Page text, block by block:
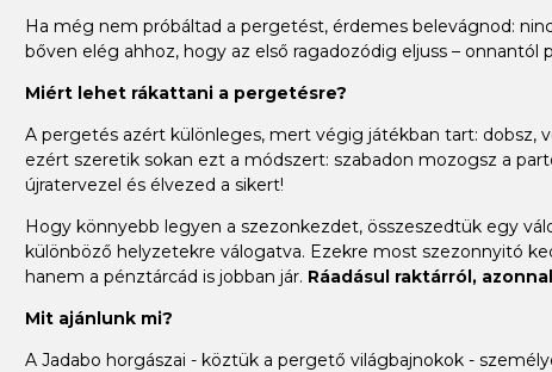
Ha még nem próbáltad a pergetést, érdemes belevágnod:
bőven elég ahhoz, hogy az első ragadozódig eljuss – onnantól
Miért lehet rákattani a pergetésre?
A pergetés azért különleges, mert végig játékban tart: dobsz,
ezért szeretik sokan ezt a módszert: szabadon mozogsz a
újratervezel és élvezed a sikert!
Hogy könnyebb legyen a szezonkezdet, összeszedtük egy
különböző helyzetekre válogatva. Ezekre most szezonnyitó
hanem a pénztárcád is jobban jár. Ráadásul raktárról,
Mit ajánlunk mi?
A Jadabo horgászai - köztük a pergető világbajnokok -